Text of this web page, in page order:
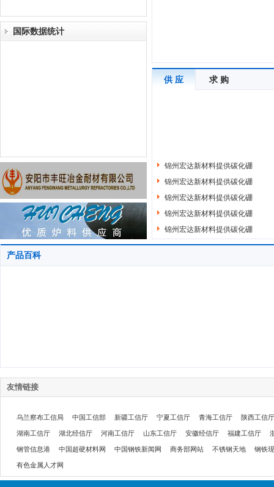
国际数据统计
供 应 求 购
锦州宏达新材料提供碳化硼
锦州宏达新材料提供碳化硼
锦州宏达新材料提供碳化硼
锦州宏达新材料提供碳化硼
锦州宏达新材料提供碳化硼
产品百科
友情链接
乌兰察布工信局 中国工信部 新疆工信厅 宁夏工信厅 青海工信厅 陕西工信厅
湖南工信厅 湖北经信厅 河南工信厅 山东工信厅 安徽经信厅 福建工信厅
钢管信息港 中国超硬材料网 中国钢铁新闻网 商务部网站 不锈钢天地 钢铁
有色金属人才网